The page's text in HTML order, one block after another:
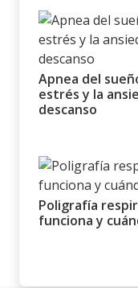
Apnea del
estrés y la
descanso
Poligrafía
funciona y